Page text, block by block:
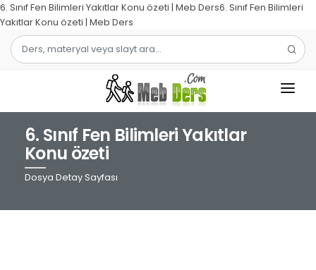
6. Sınıf Fen Bilimleri Yakıtlar Konu özeti | Meb Ders6. Sınıf Fen Bilimleri
Yakıtlar Konu özeti | Meb Ders
1.SINIF
2.SINIF
6. Sınıf Fen Bilimleri Yakıtlar
Konu özeti
Dosya Detay Sayfası